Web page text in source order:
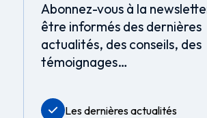
Abonnez-vous à la
être informés des dernières
actualités, des conseils, des
témoignages…
Les dernières actualités